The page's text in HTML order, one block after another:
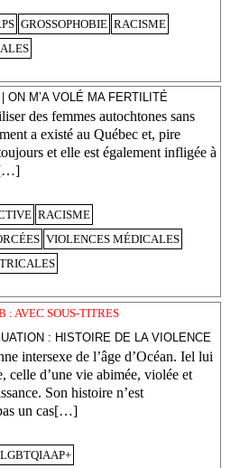
GROSSOPHOBIE RACISME
ON M’A VOLÉ MA FERTILITÉ
des femmes autochtones sans
a existé au Québec et, pire
et elle est également infligée à
RACISME
VIOLENCES MÉDICALES
: AVEC SOUS-TITRES
: HISTOIRE DE LA VIOLENCE
intersexe de l’âge d’Océan. Iel lui
celle d’une vie abimée, violée et
Son histoire n’est
un cas[…]
LGBTQIAAP+